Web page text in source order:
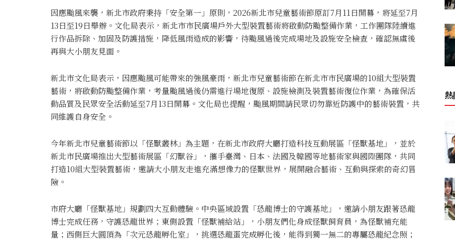
因應颱風來襲，新北市政府秉持「安全第一」原則，2026新北市兒童藝術節原訂7月11日開幕，將延至7月
13日至19日舉辦。文化局表示，新北市市民廣場戶外大型裝置藝術將啟動防颱整備作業，工作團隊陸續進
行作品拆除、加固及防護措施，降低風雨造成的影響，待颱風過後完成場地及設施安全檢查，確認無虞後
再與大小朋友見面。
新北市文化局表示，因應颱風可能帶來的強風豪雨，新北市兒童藝術節在新北市市民廣場的10組大型裝置
藝術，將啟動防颱整備作業，考量颱風過後仍需進行場地復原、設施檢測及裝置藝術復位作業，為確保活
動品質及民眾安全活動延至7月13日開幕。文化局也提醒，颱風期間請民眾切勿靠近防護中的藝術裝置，共
同維護自身安全。
今年新北市兒童藝術節以「怪獸叢林」為主題，在新北市政府大廳打造科技互動展區「怪獸基地」，並於
新北市民廣場推出大型藝術展區「幻獸谷」，攜手臺灣、日本、法國及韓國等地藝術家與國際團隊，共同
打造10組大型裝置藝術，邀請大小朋友走進充滿想像力的怪獸世界，展開融合藝術、互動與探索的奇幻冒
險。
市府大廳「怪獸基地」規劃四大互動體驗。中央區域設置「恐龍博士的守護基地」，邀請小朋友跟著恐龍
博士完成任務，守護恐龍世界；東側設置「怪獸補給站」，小朋友們化身成怪獸飼育員，為怪獸補充能
量；西側巨大圓頂為「次元恐龍孵化室」，挑選恐龍蛋完成孵化後，能得到獨一無二的專屬恐龍紀念照；